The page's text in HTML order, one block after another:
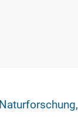
der Senckenberg-